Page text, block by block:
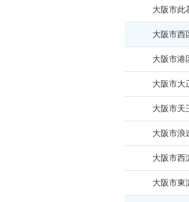
大阪市此
大阪市西
大阪市港
大阪市大
大阪市天
大阪市浪
大阪市西
大阪市東